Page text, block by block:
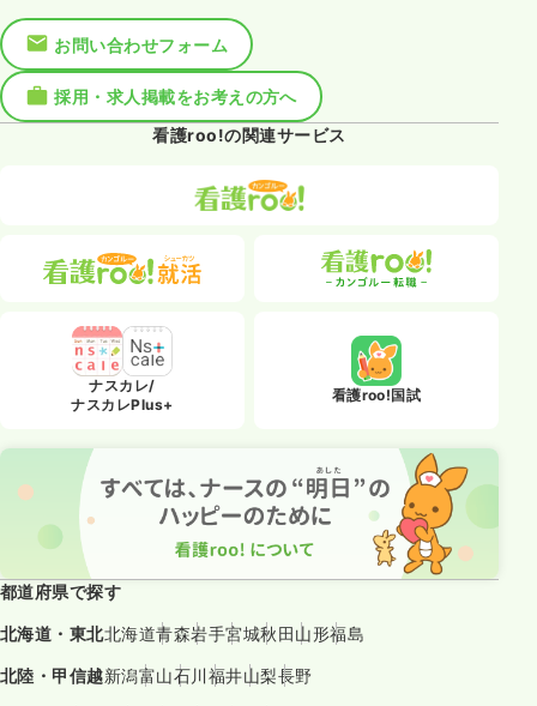
お問い合わせフォーム
採用・求人掲載をお考えの方へ
看護roo!の関連サービス
ナスカレ/
ナスカレPlus+
看護roo!国試
都道府県で探す
北海道・東北北海道青森岩手宮城秋田山形福島
北陸・甲信越新潟富山石川福井山梨長野